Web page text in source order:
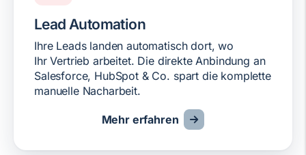
Lead Automation
Ihre Leads landen automatisch dort, wo
Ihr Vertrieb arbeitet. Die direkte Anbindung an
Salesforce, HubSpot & Co. spart die komplette
manuelle Nacharbeit.
Mehr erfahren